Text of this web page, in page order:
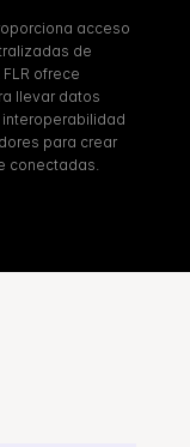
acceso
de
ofrece
llevar datos
para crear
conectadas.